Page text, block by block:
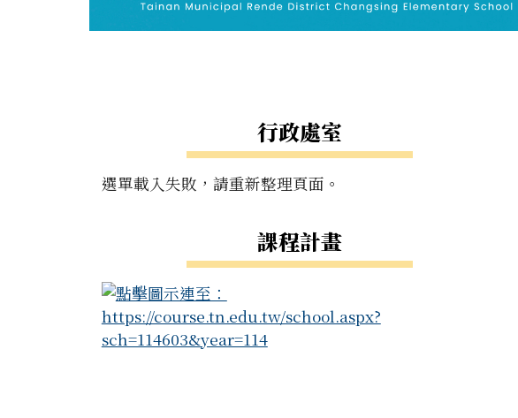
左邊區域內容行政處室
選單載入失敗，請重新整理頁面。
課程計畫